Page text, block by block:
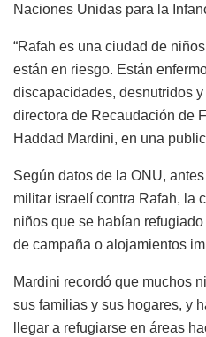
Naciones Unidas para la
“Rafah es una ciudad de
están en riesgo. Están
discapacidades, desnutridos y
directora de Recaudación de
Haddad Mardini, en una
Según datos de la ONU,
militar israelí contra Rafah, la
niños que se habían
de campaña o alojamientos
Mardini recordó que muchos
sus familias y sus hogares, y
llegar a refugiarse en áreas